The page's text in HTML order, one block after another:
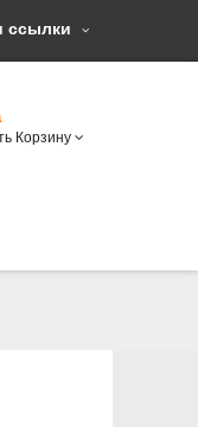
ссылки
Корзину